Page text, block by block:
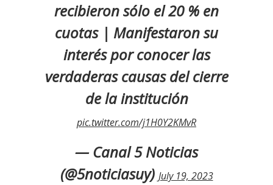
recibieron sólo el 20 % en
cuotas | Manifestaron su
interés por conocer las
verdaderas causas del cierre
de la institución
pic.twitter.com/j1H0Y2KMvR
— Canal 5 Noticias
(@5noticiasuy) July 19, 2023